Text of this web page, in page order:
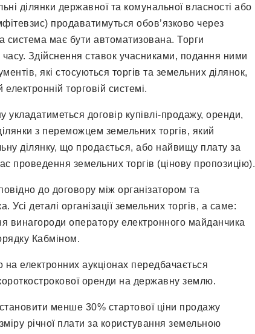
ділянки державної та комунальної власності або
продаватимуться обов’язково через
система має бути автоматизована. Торги
Здійснення ставок учасниками, подання ними
які стосуються торгів та земельних ділянок,
електронній торговій системі.
договір купівлі-продажу, оренди,
з переможцем земельних торгів, який
ділянку, що продається, або найвищу плату за
проведення земельних торгів (цінову пропозицію).
до договору між організатором та
деталі організації земельних торгів, а саме:
винагороди оператору електронного майданчика
Кабміном.
електронних аукціонах передбачається
оренди на державну землю.
менше 30% стартової ціни продажу
річної плати за користування земельною